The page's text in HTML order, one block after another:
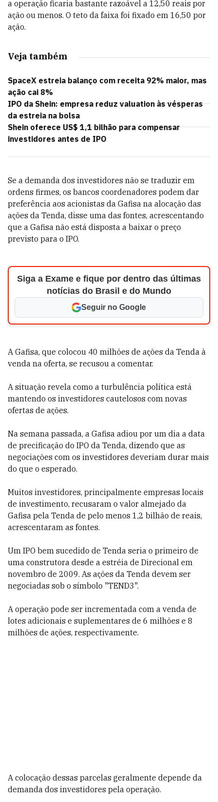
a operação ficaria bastante razoável a 12,50 reais por
ação ou menos. O teto da faixa foi fixado em 16,50 por
ação.
Veja também
SpaceX estreia balanço com receita 92% maior, mas
ação cai 8%
IPO da Shein: empresa reduz valuation às vésperas
da estreia na bolsa
Shein oferece US$ 1,1 bilhão para compensar
investidores antes de IPO
Se a demanda dos investidores não se traduzir em
ordens firmes, os bancos coordenadores podem dar
preferência aos acionistas da Gafisa na alocação das
ações da Tenda, disse uma das fontes, acrescentando
que a Gafisa não está disposta a baixar o preço
previsto para o IPO.
Siga a Exame e fique por dentro das últimas
notícias do Brasil e do Mundo
Seguir no Google
A Gafisa, que colocou 40 milhões de ações da Tenda à
venda na oferta, se recusou a comentar.
A situação revela como a turbulência política está
mantendo os investidores cautelosos com novas
ofertas de ações.
Na semana passada, a Gafisa adiou por um dia a data
de precificação do IPO da Tenda, dizendo que as
negociações com os investidores deveriam durar mais
do que o esperado.
Muitos investidores, principalmente empresas locais
de investimento, recusaram o valor almejado da
Gafisa pela Tenda de pelo menos 1,2 bilhão de reais,
acrescentaram as fontes.
Um IPO bem sucedido de Tenda seria o primeiro de
uma construtora desde a estréia de Direcional em
novembro de 2009. As ações da Tenda devem ser
negociadas sob o símbolo "TEND3".
A operação pode ser incrementada com a venda de
lotes adicionais e suplementares de 6 milhões e 8
milhões de ações, respectivamente.
A colocação dessas parcelas geralmente depende da
demanda dos investidores pela operação.